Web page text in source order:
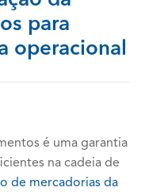
para
operacional
é uma garantia
na cadeia de
de mercadorias da